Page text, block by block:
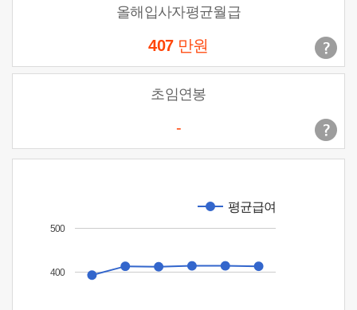
올해입사자평균월급
407 만원
초임연봉
-
평균급여
400
500